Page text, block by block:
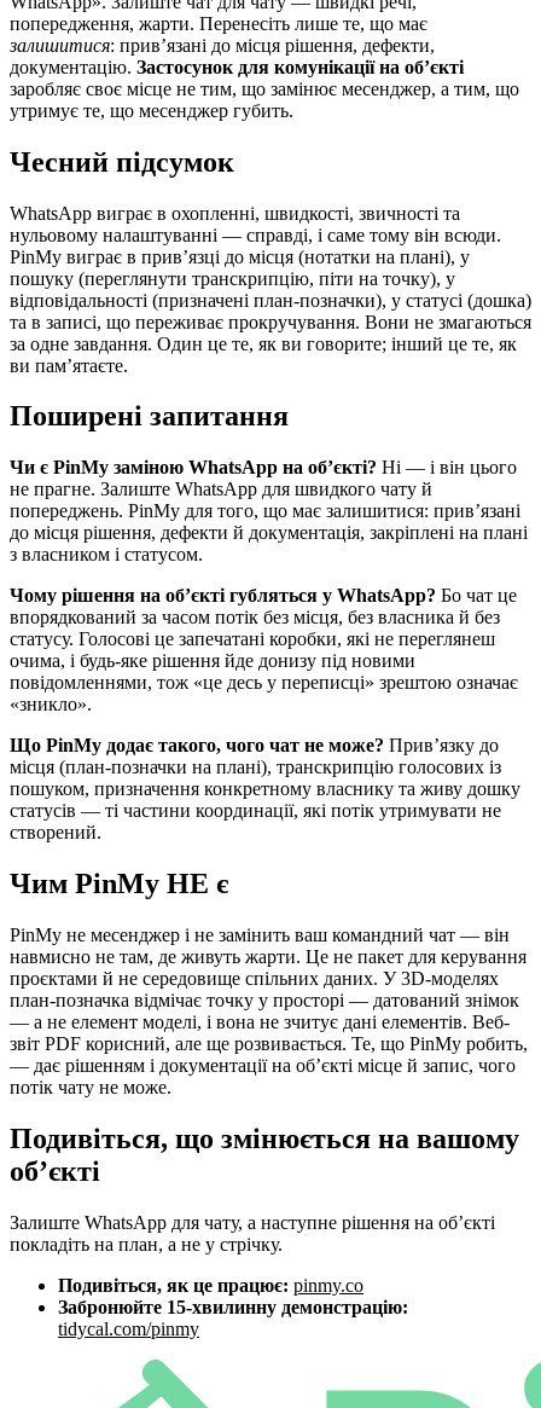
попередження, жарти. Перенесіть лише те, що має
залишитися: прив’язані до місця рішення, дефекти,
документацію. Застосунок для комунікації на об’єкті
заробляє своє місце не тим, що замінює месенджер, а тим, що
утримує те, що месенджер губить.
Чесний підсумок
WhatsApp виграє в охопленні, швидкості, звичності та
нульовому налаштуванні — справді, і саме тому він всюди.
PinMy виграє в прив’язці до місця (нотатки на плані), у
пошуку (переглянути транскрипцію, піти на точку), у
відповідальності (призначені план-позначки), у статусі (дошка)
та в записі, що переживає прокручування. Вони не змагаються
за одне завдання. Один це те, як ви говорите; інший це те, як
ви пам’ятаєте.
Поширені запитання
Чи є PinMy заміною WhatsApp на об’єкті? Ні — і він цього
не прагне. Залиште WhatsApp для швидкого чату й
попереджень. PinMy для того, що має залишитися: прив’язані
до місця рішення, дефекти й документація, закріплені на плані
з власником і статусом.
Чому рішення на об’єкті губляться у WhatsApp? Бо чат це
впорядкований за часом потік без місця, без власника й без
статусу. Голосові це запечатані коробки, які не переглянеш
очима, і будь-яке рішення йде донизу під новими
повідомленнями, тож «це десь у переписці» зрештою означає
«зникло».
Що PinMy додає такого, чого чат не може? Прив’язку до
місця (план-позначки на плані), транскрипцію голосових із
пошуком, призначення конкретному власнику та живу дошку
статусів — ті частини координації, які потік утримувати не
створений.
Чим PinMy НЕ є
PinMy не месенджер і не замінить ваш командний чат — він
навмисно не там, де живуть жарти. Це не пакет для керування
проєктами й не середовище спільних даних. У 3D-моделях
план-позначка відмічає точку у просторі — датований знімок
— а не елемент моделі, і вона не зчитує дані елементів. Веб-
звіт PDF корисний, але ще розвивається. Те, що PinMy робить,
— дає рішенням і документації на об’єкті місце й запис, чого
потік чату не може.
Подивіться, що змінюється на вашому
об’єкті
Залиште WhatsApp для чату, а наступне рішення на об’єкті
покладіть на план, а не у стрічку.
Подивіться, як це працює: pinmy.co
Забронюйте 15-хвилинну демонстрацію:
tidycal.com/pinmy